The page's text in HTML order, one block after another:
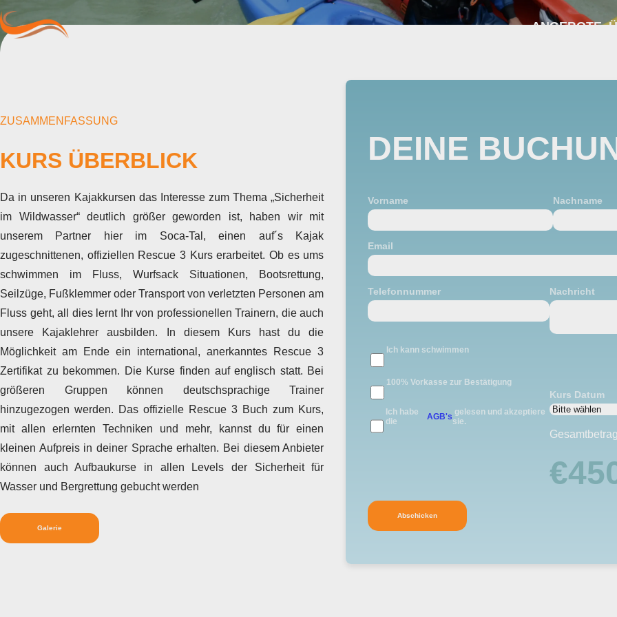
ANGEBOTE
ZUSAMMENFASSUNG
KURS ÜBERBLICK
Da in unseren Kajakkursen das Interesse zum Thema „Sicherheit
im Wildwasser“ deutlich größer geworden ist, haben wir mit
unserem Partner hier im Soca-Tal, einen auf´s Kajak
zugeschnittenen, offiziellen Rescue 3 Kurs erarbeitet. Ob es ums
schwimmen im Fluss, Wurfsack Situationen, Bootsrettung,
Seilzüge, Fußklemmer oder Transport von verletzten Personen am
Fluss geht, all dies lernt Ihr von professionellen Trainern, die auch
unsere Kajaklehrer ausbilden. In diesem Kurs hast du die
Möglichkeit am Ende ein international, anerkanntes Rescue 3
Zertifikat zu bekommen. Die Kurse finden auf englisch statt. Bei
größeren Gruppen können deutschsprachige Trainer
hinzugezogen werden. Das offizielle Rescue 3 Buch zum Kurs,
mit allen erlernten Techniken und mehr, kannst du für einen
kleinen Aufpreis in deiner Sprache erhalten. Bei diesem Anbieter
können auch Aufbaukurse in allen Levels der Sicherheit für
Wasser und Bergrettung gebucht werden
Galerie
DEINE
Vorname Nachname
Email
Telefonnummer
Ich kann schwimmen
100% Vorkasse zur Bestätigung
Ich habe
die
AGB's gelesen und akzeptiere
sie.
Nachricht
Kurs Datum
Abschicken